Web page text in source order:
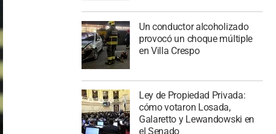
Un conductor alcoholizado
provocó un choque múltiple
en Villa Crespo
Ley de Propiedad Privada:
cómo votaron Losada,
Galaretto y Lewandowski en
el Senado